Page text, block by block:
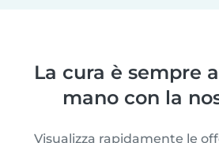
La cura è sempre
mano con la
Visualizza rapidamente le